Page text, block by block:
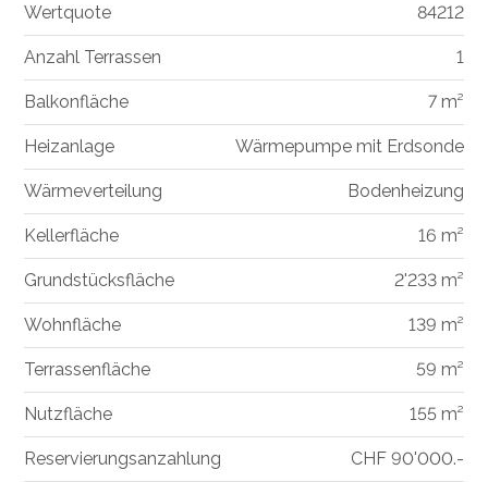
Wertquote 84212
Anzahl Terrassen 1
Balkonfläche 7 m²
Heizanlage Wärmepumpe mit Erdsonde
Wärmeverteilung Bodenheizung
Kellerfläche 16 m²
Grundstücksfläche 2'233 m²
Wohnfläche 139 m²
Terrassenfläche 59 m²
Nutzfläche 155 m²
Reservierungsanzahlung CHF 90'000.-